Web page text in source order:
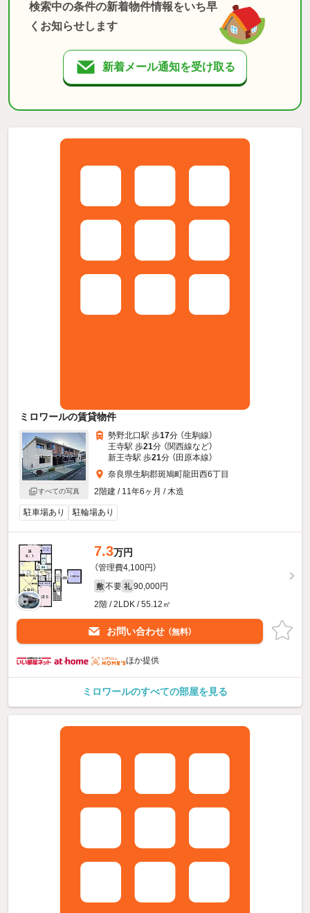
検索中の条件の新着物件情報をいち早
くお知らせします
新着メール通知を受け取る
ミロワールの賃貸物件
すべての写真
勢野北口駅 歩17分 （生駒線）
王寺駅 歩21分 （関西線など）
新王寺駅 歩21分 （田原本線）
奈良県生駒郡斑鳩町龍田西6丁目
2階建 / 11年6ヶ月 / 木造
駐車場あり 駐輪場あり
7.3万円
（管理費4,100円）
敷 不要 礼 90,000円
2階 / 2LDK / 55.12㎡
お問い合わせ （無料）
ほか提供
ミロワールのすべての部屋を見る